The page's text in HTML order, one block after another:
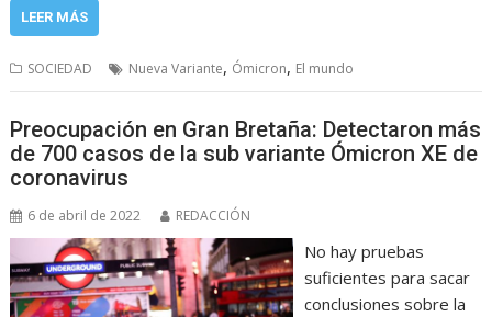
LEER MÁS
SOCIEDAD Nueva Variante, Ómicron, El mundo
Preocupación en Gran Bretaña: Detectaron más
de 700 casos de la sub variante Ómicron XE de
coronavirus
6 de abril de 2022 REDACCIÓN
No hay pruebas
suficientes para sacar
conclusiones sobre la